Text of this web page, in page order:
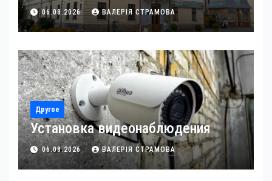
06.08.2026 ВАЛЕРІЯ СТРАМОВА
Другое
Установка видеонаблюдения
06.08.2026 ВАЛЕРІЯ СТРАМОВА